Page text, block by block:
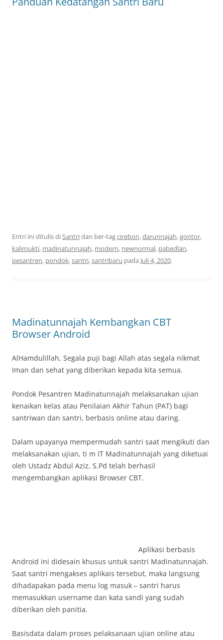
Entri ini ditulis diSantridan ber-tagcirebon,darunnajah,gontor,
kalimukti, madinatunnajah, modern, newnormal, pabedlan,
pesantren, pondok,santri,santribaru pada Juli 4, 2020.
Madinatunnajah Kembangkan CBT
Browser Android
AlHamdulillah, Segala puji bagi Allah atas segala nikmat
Iman dan sehat yang diberikan kepada kita semua.
Pondok Pesantren Madinatunnajah melaksanakan ujian
kenaikan kelas atau Penilaian Akhir Tahun (PAT) bagi
santriwan dan santri, berbasis online atau daring.
Dalam upayanya mempermudah santri saat mengikuti dan
melaksanakan ujian, ti m IT Madinatunnajah yang diketuai
oleh Ustadz Abdul Aziz, S.Pd telah berhasil
mengembangkan aplikasi Browser CBT.
Aplikasi berbasis
Android ini didesain khusus untuk santri Madinatunnajah.
Saat santri mengakses aplikais tersebut, maka langsung
dihadapakan pada menu log masuk – santri harus
memasukkan username dan kata sandi yang sudah
diberikan oleh panitia.
Basisdata dalam proses pelaksanaan ujian online atau